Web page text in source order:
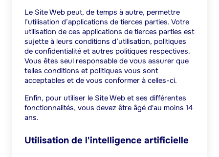
Le Site Web peut, de temps à autre, permettre
l’utilisation d’applications de tierces parties. Votre
utilisation de ces applications de tierces parties est
sujette à leurs conditions d’utilisation, politiques
de confidentialité et autres politiques respectives.
Vous êtes seul responsable de vous assurer que
telles conditions et politiques vous sont
acceptables et de vous conformer à celles-ci.
Enfin, pour utiliser le Site Web et ses différentes
fonctionnalités, vous devez être âgé d'au moins 14
ans.
Utilisation de l'intelligence artificielle